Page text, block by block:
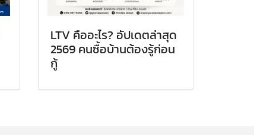
LTV คืออะไร? อัปเดตล่าสุด
2569 คนซื้อบ้านต้องรู้ก่อน
กู้